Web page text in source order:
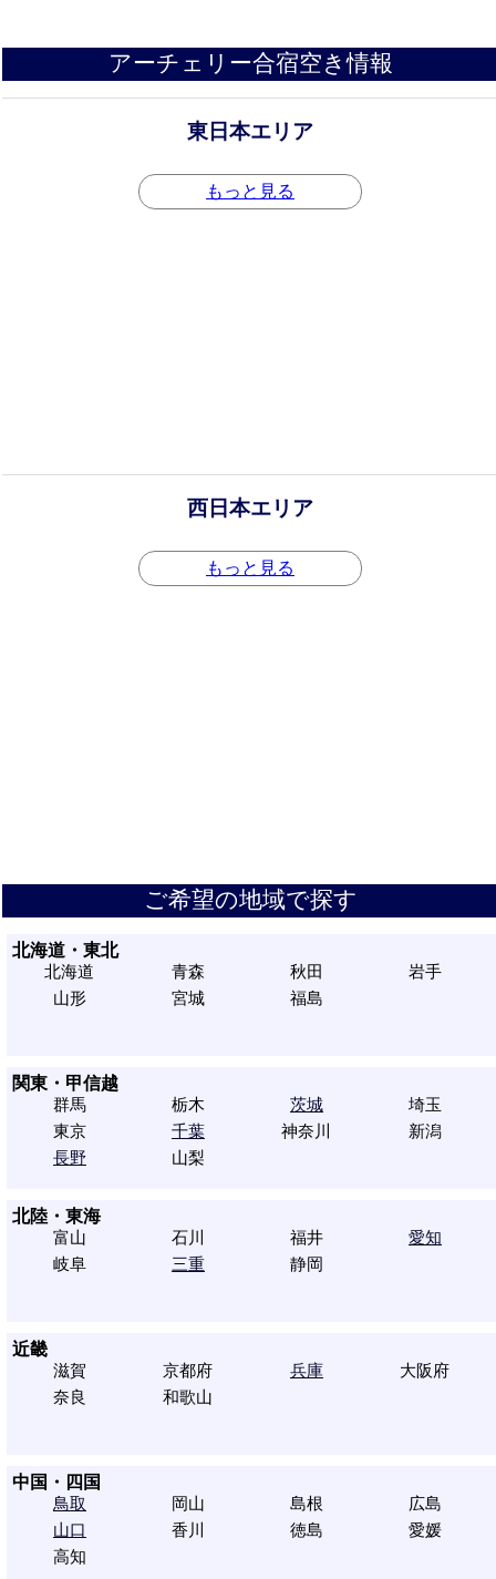
アーチェリー合宿空き情報
東日本エリア
もっと見る
西日本エリア
もっと見る
ご希望の地域で探す
北海道・東北
北海道
青森 秋田
岩手
山形
宮城 福島
関東・甲信越
群馬
栃木 茨城
埼玉
東京
千葉 神奈川
新潟
長野
山梨
北陸・東海
富山
石川 福井
愛知
岐阜
三重 静岡
近畿
滋賀
京都府 兵庫
大阪府
奈良
和歌山
中国・四国
鳥取
岡山 島根
広島
山口
香川 徳島
愛媛
高知